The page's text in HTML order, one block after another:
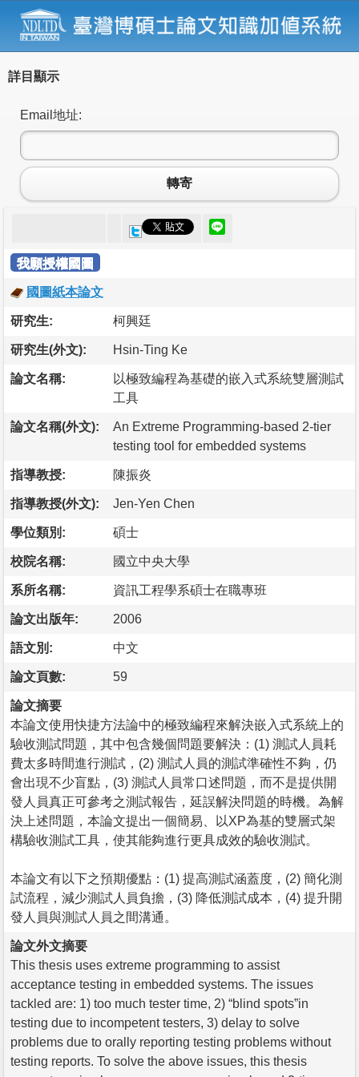
詳目顯示
Email地址:
轉寄
我願授權國圖
國圖紙本論文
研究生: 柯興廷
研究生(外文): Hsin-Ting Ke
論文名稱:
以極致編程為基礎的嵌入式系統雙層測試
工具
論文名稱(外文):
An Extreme Programming-based 2-tier
testing tool for embedded systems
指導教授: 陳振炎
指導教授(外文): Jen-Yen Chen
學位類別: 碩士
校院名稱: 國立中央大學
系所名稱: 資訊工程學系碩士在職專班
論文出版年: 2006
語文別: 中文
論文頁數: 59
論文摘要
本論文使用快捷方法論中的極致編程來解決嵌入式系統上的
驗收測試問題，其中包含幾個問題要解決：(1) 測試人員耗
費太多時間進行測試，(2) 測試人員的測試準確性不夠，仍
會出現不少盲點，(3) 測試人員常口述問題，而不是提供開
發人員真正可參考之測試報告，延誤解決問題的時機。為解
決上述問題，本論文提出一個簡易、以XP為基的雙層式架
構驗收測試工具，使其能夠進行更具成效的驗收測試。
本論文有以下之預期優點：(1) 提高測試涵蓋度，(2) 簡化測
試流程，減少測試人員負擔，(3) 降低測試成本，(4) 提升開
發人員與測試人員之間溝通。
論文外文摘要
This thesis uses extreme programming to assist
acceptance testing in embedded systems. The issues
tackled are: 1) too much tester time, 2) “blind spots”in
testing due to incompetent testers, 3) delay to solve
problems due to orally reporting testing problems without
testing reports. To solve the above issues, this thesis